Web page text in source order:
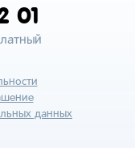
01
данных